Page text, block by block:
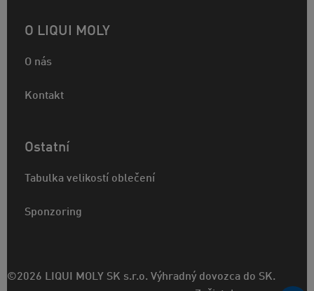
O LIQUI MOLY
O nás
Kontakt
Ostatní
Tabulka velikostí oblečení
Sponzoring
©2026 LIQUI MOLY SK s.r.o. Výhradný dovozca do SK.